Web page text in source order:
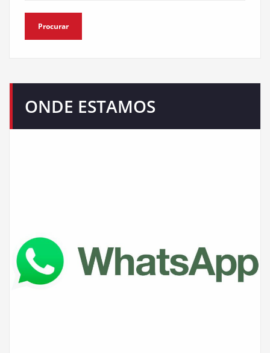
ONDE ESTAMOS